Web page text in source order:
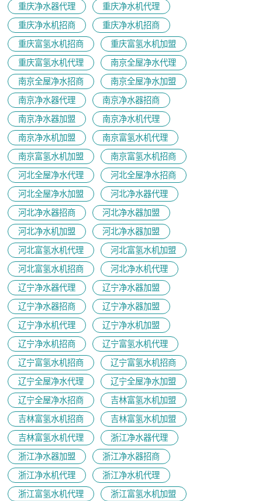
重庆净水器代理
重庆净水机代理
重庆净水机招商
重庆净水机招商
重庆富氢水机招商
重庆富氢水机加盟
重庆富氢水机代理
南京全屋净水代理
南京全屋净水招商
南京全屋净水加盟
南京净水器代理
南京净水器招商
南京净水器加盟
南京净水机代理
南京净水机加盟
南京富氢水机代理
南京富氢水机加盟
南京富氢水机招商
河北全屋净水代理
河北全屋净水招商
河北全屋净水加盟
河北净水器代理
河北净水器招商
河北净水器加盟
河北净水机加盟
河北净水器加盟
河北富氢水机代理
河北富氢水机加盟
河北富氢水机招商
河北净水机代理
辽宁净水器代理
辽宁净水器加盟
辽宁净水器招商
辽宁净水器加盟
辽宁净水机代理
辽宁净水机加盟
辽宁净水机招商
辽宁富氢水机代理
辽宁富氢水机招商
辽宁富氢水机招商
辽宁全屋净水代理
辽宁全屋净水加盟
辽宁全屋净水招商
吉林富氢水机加盟
吉林富氢水机招商
吉林富氢水机加盟
吉林富氢水机代理
浙江净水器代理
浙江净水器加盟
浙江净水器招商
浙江净水机代理
浙江净水机代理
浙江富氢水机代理
浙江富氢水机加盟